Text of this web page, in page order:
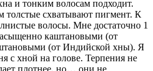
и тонким волосам подходит.
толстые схватывают пигмент. К
волосы. Мне достаточно 1
каштановыми (от
(от Индийской хны). Я
с хной на голове. Терпения не